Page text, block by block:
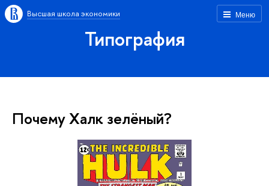
Меню
Высшая школа экономики
Типография
Почему Халк зелёный?